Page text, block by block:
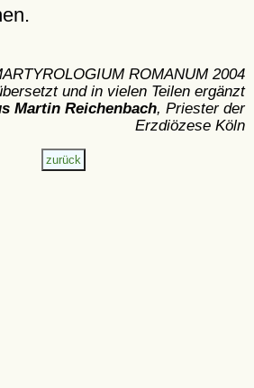
ROMANUM 2004
und in vielen Teilen ergänzt
Martin Reichenbach, Priester der
Erzdiözese Köln